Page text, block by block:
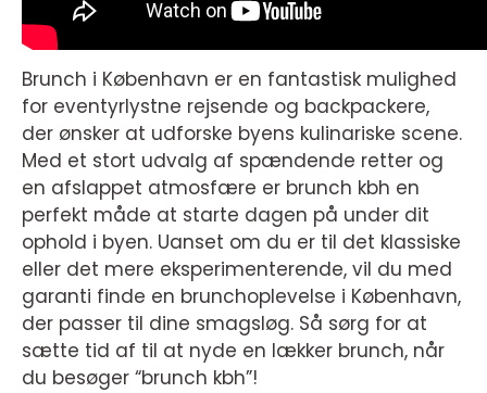
Brunch i København er en fantastisk mulighed
for eventyrlystne rejsende og backpackere,
der ønsker at udforske byens kulinariske scene.
Med et stort udvalg af spændende retter og
en afslappet atmosfære er brunch kbh en
perfekt måde at starte dagen på under dit
ophold i byen. Uanset om du er til det klassiske
eller det mere eksperimenterende, vil du med
garanti finde en brunchoplevelse i København,
der passer til dine smagsløg. Så sørg for at
sætte tid af til at nyde en lækker brunch, når
du besøger “brunch kbh”!